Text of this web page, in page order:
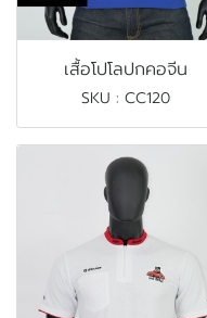
เสื้อโปโลปกคอจีน
SKU : CC120